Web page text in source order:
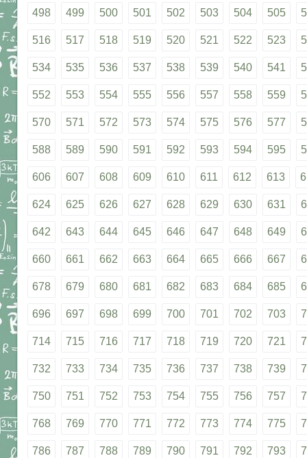
498 499 500 501 502 503 504 505
516 517 518 519 520 521 522 523
534 535 536 537 538 539 540 541
552 553 554 555 556 557 558 559
570 571 572 573 574 575 576 577
588 589 590 591 592 593 594 595
606 607 608 609 610 611 612 613
624 625 626 627 628 629 630 631
642 643 644 645 646 647 648 649
660 661 662 663 664 665 666 667
678 679 680 681 682 683 684 685
696 697 698 699 700 701 702 703
714 715 716 717 718 719 720 721
732 733 734 735 736 737 738 739
750 751 752 753 754 755 756 757
768 769 770 771 772 773 774 775
786 787 788 789 790 791 792 793